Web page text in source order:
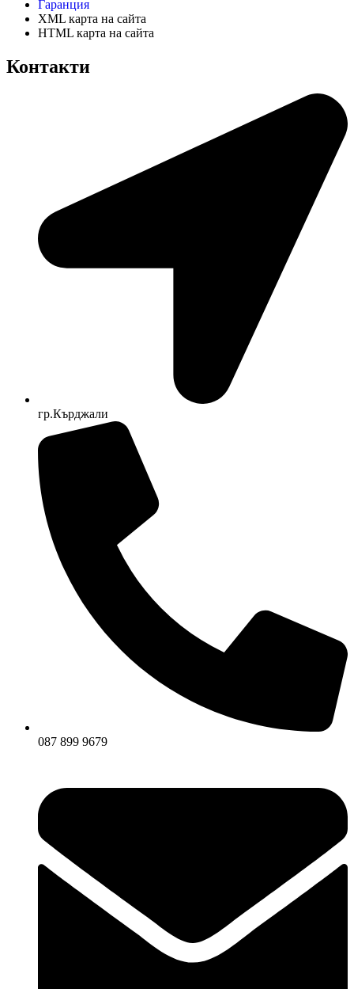
Гаранция
XML карта на сайта
HTML карта на сайта
Контакти
гр.Кърджали
087 899 9679